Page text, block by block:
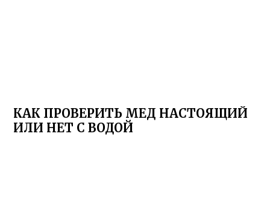
КАК ПРОВЕРИТЬ МЕД НАСТОЯЩИЙ
ИЛИ НЕТ С ВОДОЙ